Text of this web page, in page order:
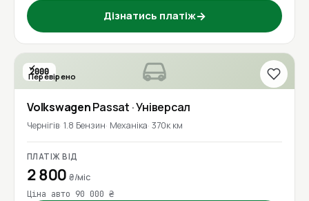
Дізнатись платіж→
2000
Перевірено
VolkswagenPassat · Універсал
Чернігів 1.8 Бензин Механіка 370к км
ПЛАТІЖ ВІД
2 800₴/міс
Ціна авто 90 000 ₴